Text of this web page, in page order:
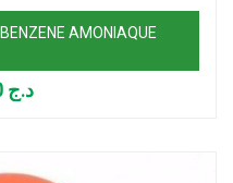
AMONIAQUE
د.ج